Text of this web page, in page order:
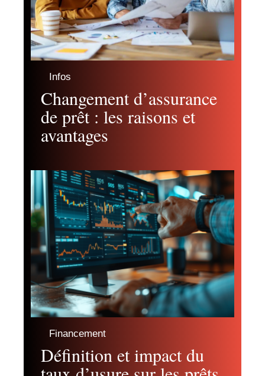
Infos
Changement d’assurance
de prêt : les raisons et
avantages
Financement
Définition et impact du